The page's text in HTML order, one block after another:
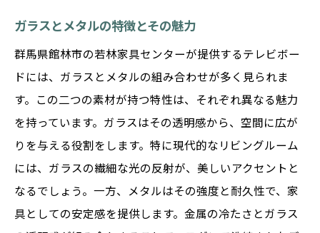
ガラスとメタルの特徴とその魅力
群馬県館林市の若林家具センターが提供するテレビボー
ドには、ガラスとメタルの組み合わせが多く見られま
す。この二つの素材が持つ特性は、それぞれ異なる魅力
を持っています。ガラスはその透明感から、空間に広が
りを与える役割をします。特に現代的なリビングルーム
には、ガラスの繊細な光の反射が、美しいアクセントと
なるでしょう。一方、メタルはその強度と耐久性で、家
具としての安定感を提供します。金属の冷たさとガラス